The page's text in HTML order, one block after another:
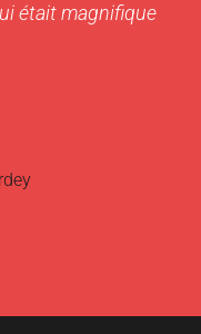
était magnifique